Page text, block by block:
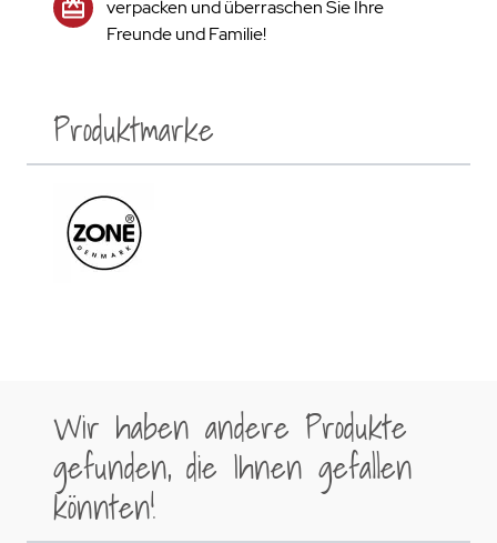
verpacken und überraschen Sie Ihre
Freunde und Familie!
Produktmarke
Wir haben andere Produkte
gefunden, die Ihnen gefallen
könnten!